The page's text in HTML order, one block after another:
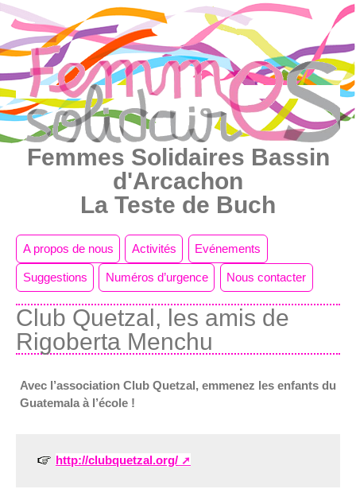
Femmes Solidaires Bassin
d'Arcachon
La Teste de Buch
A propos de nous Activités Evénements
Suggestions Numéros d’urgence Nous contacter
Club Quetzal, les amis de
Rigoberta Menchu
Avec l’association Club Quetzal, emmenez les enfants du
Guatemala à l’école !
http://clubquetzal.org/